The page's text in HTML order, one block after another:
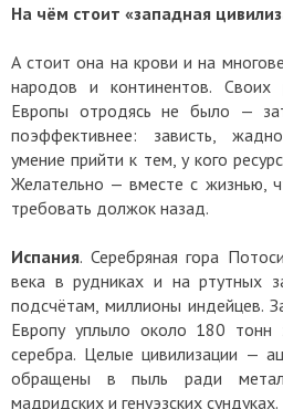
На чём стоит «западная
А стоит она на крови и на
народов и континентов. Своих
Европы отродясь не было —
поэффективнее: зависть,
умение прийти к тем, у кого
Желательно — вместе с жизнью,
требовать должок назад.
Испания. Серебряная гора
века в рудниках и на ртутных
подсчётам, миллионы индейцев.
Европу уплыло около 180
серебра. Целые цивилизации —
обращены в пыль ради
мадридских и генуэзских сундуках.